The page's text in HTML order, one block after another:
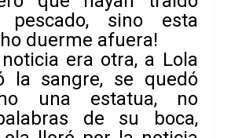
pescado, sino esta
duerme afuera!
era otra, a Lola
la sangre, se quedó
una estatua, no
de su boca,